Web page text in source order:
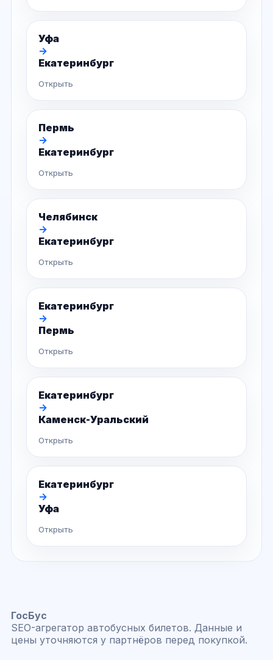
Уфа
→
Екатеринбург
Открыть
Пермь
→
Екатеринбург
Открыть
Челябинск
→
Екатеринбург
Открыть
Екатеринбург
→
Пермь
Открыть
Екатеринбург
→
Каменск-Уральский
Открыть
Екатеринбург
→
Уфа
Открыть
ГосБус
SEO-агрегатор автобусных билетов. Данные и
цены уточняются у партнёров перед покупкой.